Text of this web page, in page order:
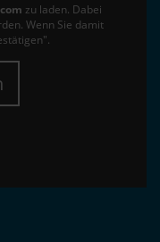
zu laden. Dabei
Wenn Sie damit